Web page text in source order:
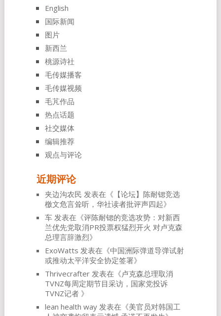
English
国际新闻
图片
新西兰
桃源诗社
毛传媒播客
毛传媒视频
毛芃作品
热点话题
社交媒体
编辑推荐
观点与评论
近期评论
夹边沟农民 发表在《 【论坛】陈耐锶竞选
檄文危言耸听，华社读者批评声四起》
车发表在《评陈耐锶的竞选攻势：对新西
兰优先党取消PR投票权猛烈开火 对卢克森
总理言辞激烈》
ExoWatts 发表在《中国洲际弹道导弹试射
或推动太平洋安全协定签署》
Thrivecrafter发表在《卢克森总理取消
TVNZ每周定期节目采访，国家党投诉
TVNZ记者 》
lean health way发表在《美官员对韩国工